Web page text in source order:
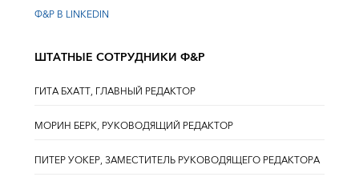
Ф&Р В LINKEDIN
ШТАТНЫЕ СОТРУДНИКИ Ф&Р
ГИТА БХАТТ, ГЛАВНЫЙ РЕДАКТОР
МОРИН БЕРК, РУКОВОДЯЩИЙ РЕДАКТОР
ПИТЕР УОКЕР, ЗАМЕСТИТЕЛЬ РУКОВОДЯЩЕГО РЕДАКТОРА